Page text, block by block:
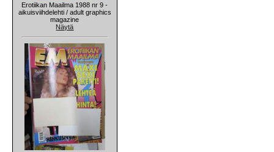
Erotiikan Maailma 1988 nr 9 -
aikuisviihdelehti / adult graphics
magazine
Näytä